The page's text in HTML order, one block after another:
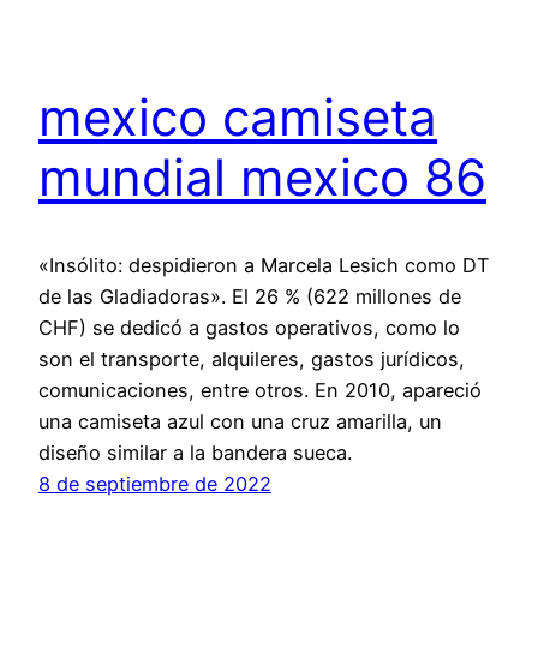
mexico camiseta
mundial mexico 86
«Insólito: despidieron a Marcela Lesich como DT
de las Gladiadoras». El 26 % (622 millones de
CHF) se dedicó a gastos operativos, como lo
son el transporte, alquileres, gastos jurídicos,
comunicaciones, entre otros. En 2010, apareció
una camiseta azul con una cruz amarilla, un
diseño similar a la bandera sueca.
8 de septiembre de 2022